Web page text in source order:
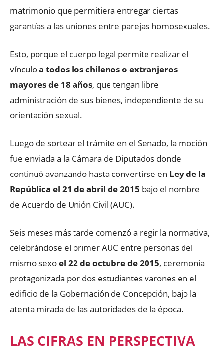
matrimonio que permitiera entregar ciertas
garantías a las uniones entre parejas homosexuales.
Esto, porque el cuerpo legal permite realizar el
vínculoa todos los chilenos o extranjeros
mayores de 18 años, que tengan libre
administración de sus bienes, independiente de su
orientación sexual.
Luego de sortear el trámite en el Senado, la moción
fue enviada a la Cámara de Diputados donde
continuó avanzando hasta convertirse en Ley de la
República el 21 de abril de 2015 bajo el nombre
de Acuerdo de Unión Civil (AUC).
Seis meses más tarde comenzó a regir la normativa,
celebrándose el primer AUC entre personas del
mismo sexoel 22 de octubre de 2015, ceremonia
protagonizada por dos estudiantes varones en el
edificio de la Gobernación de Concepción, bajo la
atenta mirada de las autoridades de la época.
LAS CIFRAS EN PERSPECTIVA